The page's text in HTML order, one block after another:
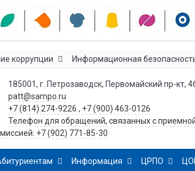
коррупции Информационная
185001, г. Петрозаводск, Первомайский пр-кт,
patt@sampo.ru
+7 (814) 274-9226 , +7 (900) 463-0126
Телефон для обращений, связанных с
+7 (902) 771-85-30
Информация ЦРПО